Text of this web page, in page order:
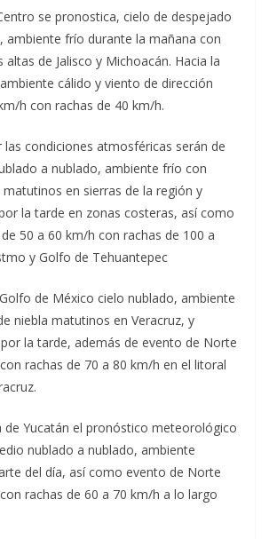
se pronostica, cielo de despejado
ambiente frío durante la mañana con
altas de Jalisco y Michoacán. Hacia la
cálido y viento de dirección
h con rachas de 40 km/h.
las condiciones atmosféricas serán de
a nublado, ambiente frío con
en sierras de la región y
la tarde en zonas costeras, así como
50 a 60 km/h con rachas de 100 a
y Golfo de Tehuantepec
de México cielo nublado, ambiente
niebla matutinos en Veracruz, y
la tarde, además de evento de Norte
rachas de 70 a 80 km/h en el litoral
de Yucatán el pronóstico meteorológico
nublado a nublado, ambiente
del día, así como evento de Norte
rachas de 60 a 70 km/h a lo largo